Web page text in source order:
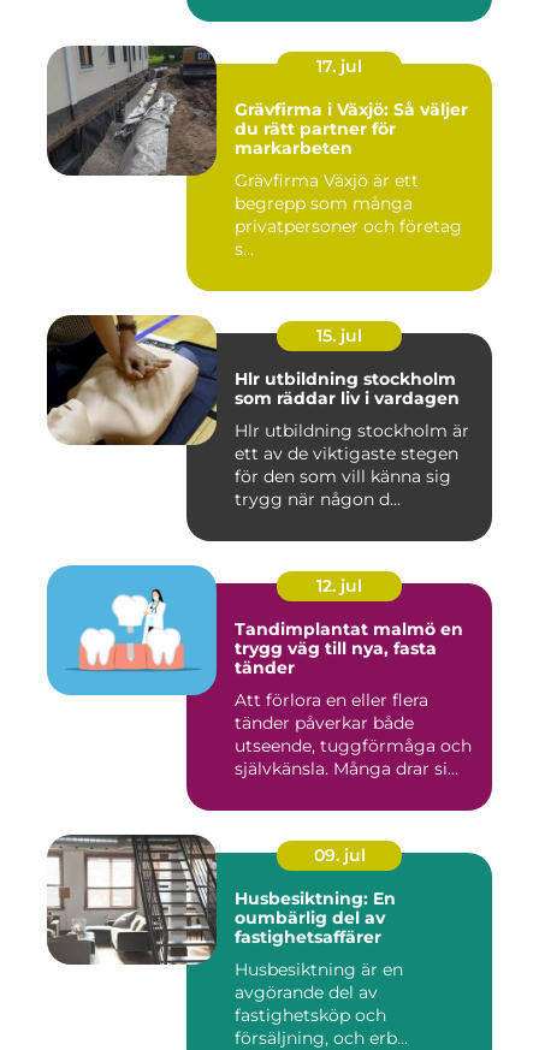
17. jul
Grävfirma i Växjö: Så väljer
du rätt partner för
markarbeten
Grävfirma Växjö är ett
begrepp som många
privatpersoner och företag
s...
15. jul
Hlr utbildning stockholm
som räddar liv i vardagen
Hlr utbildning stockholm är
ett av de viktigaste stegen
för den som vill känna sig
trygg när någon d...
12. jul
Tandimplantat malmö en
trygg väg till nya, fasta
tänder
Att förlora en eller flera
tänder påverkar både
utseende, tuggförmåga och
självkänsla. Många drar si...
09. jul
Husbesiktning: En
oumbärlig del av
fastighetsaffärer
Husbesiktning är en
avgörande del av
fastighetsköp och
försäljning, och erb...